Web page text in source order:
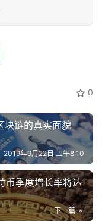
0
块链的真实面貌
2019年9月22日 上午8:10
币季度增长率将达
下一篇